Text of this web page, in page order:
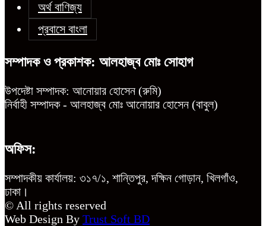
অর্থ বাণিজ্য
প্রবাসে বাংলা
সম্পাদক ও প্রকাশক: আলহাজ্ব মোঃ সোহাগ
উপদেষ্টা সম্পাদক: আনোয়ার হোসেন (রুমি)
নির্বাহী সম্পাদক - আলহাজ্ব মোঃ আনোয়ার হোসেন (বাবুল)
অফিস:
সম্পাদকীয় কার্যালয়: ৩১৭/১, শান্তিপুর, দক্ষিন গোড়ান, খিলগাঁও,
ঢাকা।
© All rights reserved
Web Design By Trust Soft BD